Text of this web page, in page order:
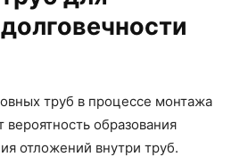
труб в процессе монтажа
образования
отложений внутри труб.